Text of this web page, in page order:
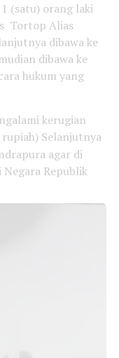
(satu) orang laki
Tortop Alias
dibawa ke
dibawa ke
hukum yang
kerugian
Selanjutnya
agar di
Negara Republik